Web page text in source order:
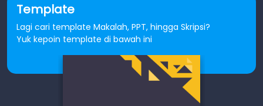
Template
Lagi cari template Makalah, PPT, hingga Skripsi?
Yuk kepoin template di bawah ini